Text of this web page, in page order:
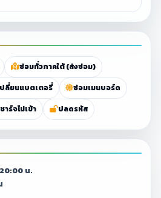
ซ่อมทั่วภาคใต้ (ส่งซ่อม)
ลี่ยนแบตเตอรี่
ซ่อมเมนบอร์ด
ชาร์จไม่เข้า ปลดรหัส
น.